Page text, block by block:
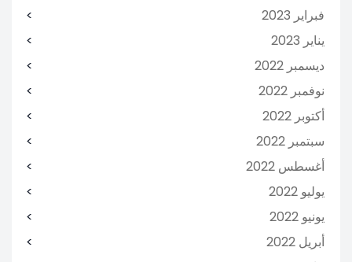
فبراير 2023
يناير 2023
ديسمبر 2022
نوفمبر 2022
أكتوبر 2022
سبتمبر 2022
أغسطس 2022
يوليو 2022
يونيو 2022
أبريل 2022